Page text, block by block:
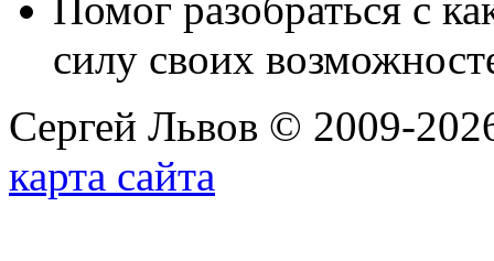
Помог разобраться с
силу своих
Сергей Львов © 2009-
карта сайта